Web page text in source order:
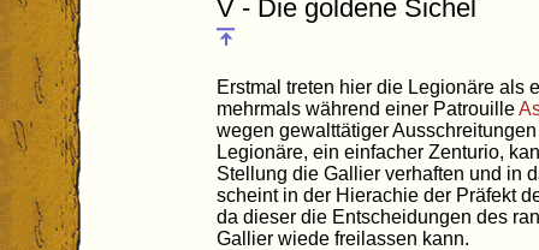
V - Die goldene Sichel
Erstmal treten hier die Legionäre als
mehrmals während einer Patrouille
wegen gewalttätiger
Legionäre, ein einfacher Zenturio,
Stellung die Gallier verhaften und in
scheint in der Hierachie der Präfekt
da dieser die Entscheidungen des
Gallier wiede freilassen kann.